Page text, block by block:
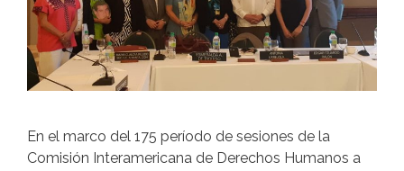
En el marco del 175 período de sesiones de la
Comisión Interamericana de Derechos Humanos a